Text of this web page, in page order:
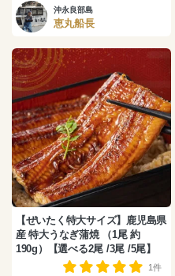
沖永良部島
恵丸船長
【ぜいたく特大サイズ】鹿児島県
産 特大うなぎ蒲焼 （1尾 約
190g）【選べる2尾 /3尾 /5尾】
1件